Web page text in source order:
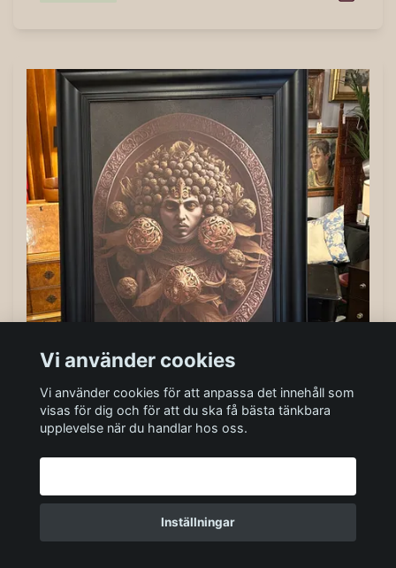
AI print med ram
800 kr
Finns i lager
Vi använder cookies
Vi använder cookies för att anpassa det innehåll som
visas för dig och för att du ska få bästa tänkbara
upplevelse när du handlar hos oss.
Inställningar